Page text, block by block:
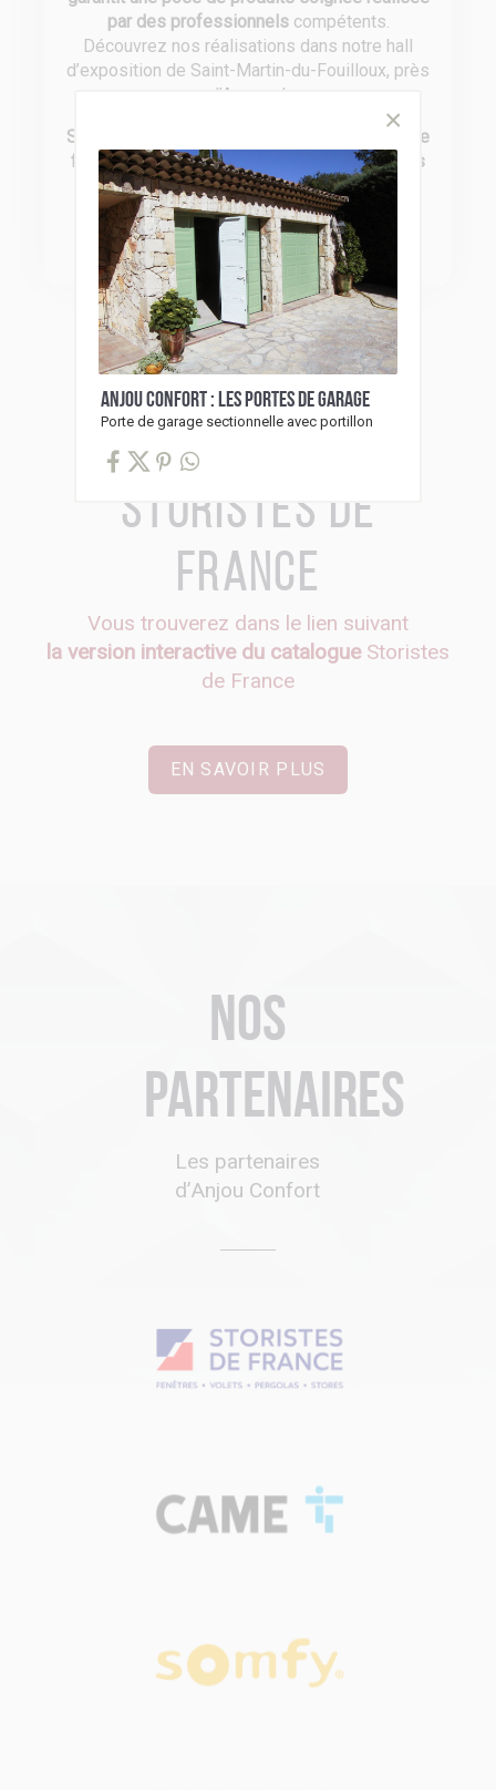
par des professionnelscompétents.
Découvrez nos réalisations dans notre hall
d’exposition de Saint-Martin-du-Fouilloux, près
d’Angers !
Soucieux de vous offrir le meilleur en terme de
fiabilité, nous travaillons avec des
partenaires
reconnus pour leurs produits de qualité
Somfy, Bel’M, Fybolia, Gypass, Profils
Systèmes, Siaco France et CAME.
Catalogues
Storistes de
France
Vous trouverez dans le lien suivant
la version interactive du catalogueStoristes
de France
EN SAVOIR PLUS
Nos
partenaires
Les partenaires
d’Anjou Confort
ANJOU CONFORT : LES PORTES DE GARAGE
Porte de garage sectionnelle avec portillon